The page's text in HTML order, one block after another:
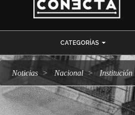
CATEGORÍAS
Noticias Nacional Institución